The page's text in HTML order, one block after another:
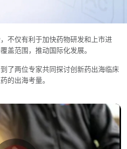
不仅有利于加快药物研发和上市进
盖范围，推动国际化发展。
了两位专家共同探讨创新药出海临床
的出海考量。